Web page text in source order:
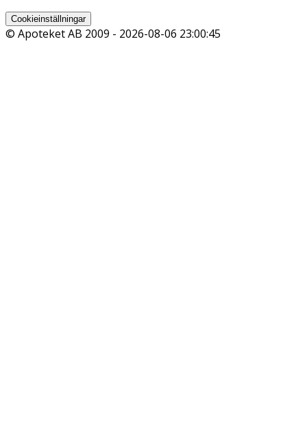
Cookieinställningar
© Apoteket AB 2009 - 2026-08-06 23:00:45